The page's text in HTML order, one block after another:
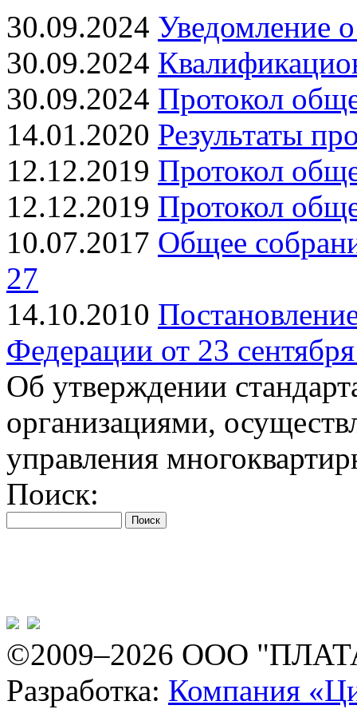
30.09.2024 Уведомление
30.09.2024
30.09.2024 Протокол
14.01.2020 Результаты
12.12.2019 Протокол
12.12.2019 Протокол
10.07.2017 Общее
27
14.10.2010
Федерации от 23
Об утверждении
организациями,
управления
Поиск:
©2009–2026 ООО
Разработка: Компания